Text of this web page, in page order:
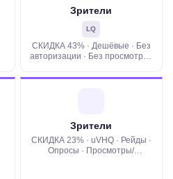
Зрители
LQ
СКИДКА 43% · Дешёвые · Без
авторизации · Без просмотров
Зрители
СКИДКА 23% · uVHQ · Рейды ·
Опросы · Просмотры/